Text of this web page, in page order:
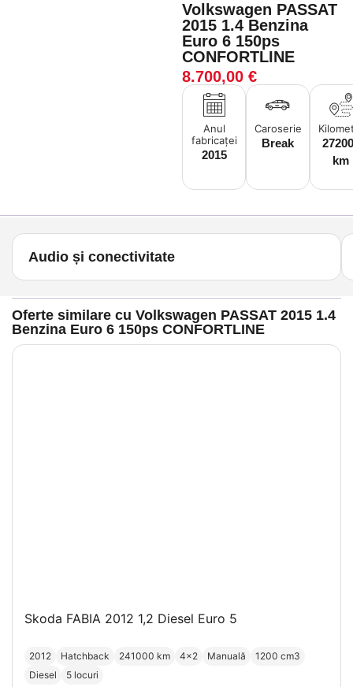
Volkswagen PASSAT
2015 1.4 Benzina
Euro 6 150ps
CONFORTLINE
8.700,00€
Anul
fabricaței
2015
Caroserie
Break
km
Audio și conectivitate
Oferte similare cu Volkswagen PASSAT 2015 1.4
Benzina Euro 6 150ps CONFORTLINE
Skoda FABIA 2012 1,2 Diesel Euro 5
2012 Hatchback 241000 km 4x2 Manuală
1200 cm3
Diesel
5 locuri